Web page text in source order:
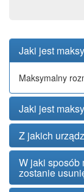
Jaki jest
Maksymalny
Jaki jest
Z jakich
W jaki sposób
zostanie